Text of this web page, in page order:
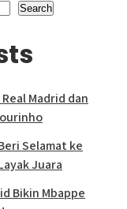
Search
Madrid dan
Selamat ke
Juara
Bikin Mbappe